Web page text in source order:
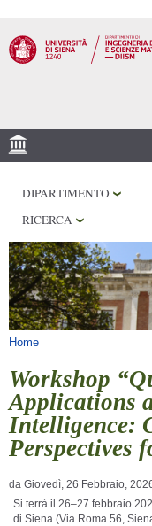
PHD PROGRAM
LABORATORI
BIBLIOTECHE
SERVIZI
DIPARTIMENTO
RICERCA
Tu sei qui
Home
Workshop
Applications
Intelligence:
Perspectives
da Giovedì, 26 Febbraio,
Si terrà il 26–27 febbraio
di Siena (Via Roma 56,